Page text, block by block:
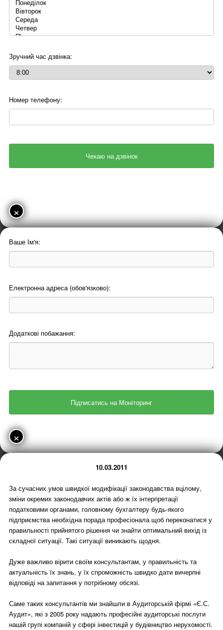
Зручний час дзвінка:
Номер телефону:
×
Ваше Ім'я:
Електронна адреса (обов'язково):
Додаткові побажання:
×
10.03.2011
За сучасних умов швидкої модифікації законодавства вцілому,
зміни окремих законодавчих актів або ж їх інтерпретації
податковими органами, головному бухгалтеру будь-якого
підприємства необхідна порада професіонала щоб переконатися у
правильності прийнятого рішення чи знайти оптимальний вихід із
складної ситуації. Такі ситуації виникають щодня.
Дуже важливо вірити своїм консультантам, у правильність та
актуальність їх знань, у їх спроможність швидко дати вичерпні
відповіді на запитання у потрібному обсязі.
Саме таких консультантів ми знайшли в Аудиторській фірмі «Є.С.
Аудит», які з 2005 року надають професійні аудиторські послуги
нашій групі компаній у сфері інвестицій у будівництво нерухомості.